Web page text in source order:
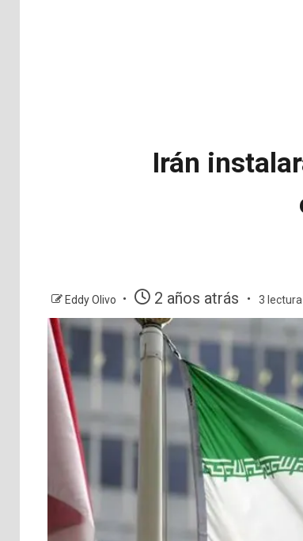
Irán
Eddy Olivo 2 años atrás 3